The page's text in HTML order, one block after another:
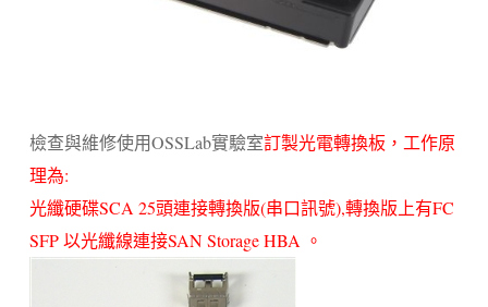
檢查與維修使用OSSLab實驗室訂製光電轉換板，工作原
理為:
光纖硬碟SCA 25頭連接轉換版(串口訊號),轉換版上有FC
SFP 以光纖線連接SAN Storage HBA 。